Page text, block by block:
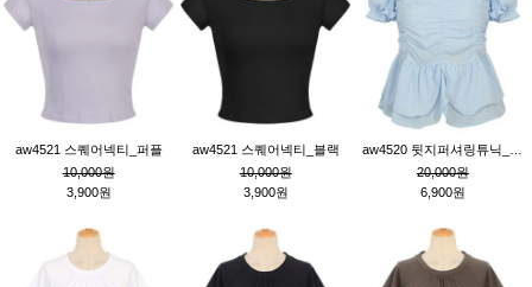
aw4521 스퀘어넥티_퍼플
10,000원
3,900원
aw4521 스퀘어넥티_블랙
10,000원
3,900원
20,000원
6,900원